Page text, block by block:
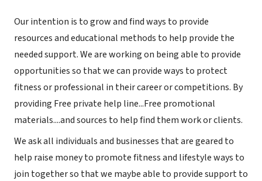
Our intention is to grow and find ways to provide
resources and educational methods to help provide the
needed support. We are working on being able to provide
opportunities so that we can provide ways to protect
fitness or professional in their career or competitions. By
providing Free private help line...Free promotional
materials....and sources to help find them work or clients.
We ask all individuals and businesses that are geared to
help raise money to promote fitness and lifestyle ways to
join together so that we maybe able to provide support to